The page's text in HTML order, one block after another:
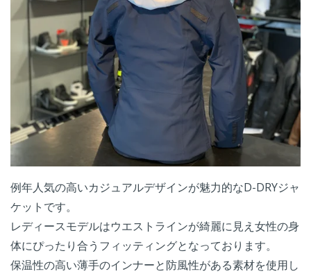
例年人気の高いカジュアルデザインが魅力的なD-DRYジャ
ケットです。
レディースモデルはウエストラインが綺麗に見え女性の身
体にぴったり合うフィッティングとなっております。
保温性の高い薄手のインナーと防風性がある素材を使用し